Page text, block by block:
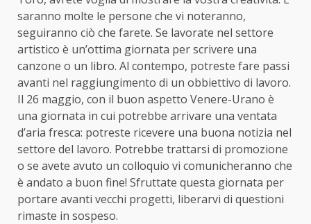
saranno molte le persone che vi noteranno,
seguiranno ciò che farete. Se lavorate nel settore
artistico è un’ottima giornata per scrivere una
canzone o un libro. Al contempo, potreste fare passi
avanti nel raggiungimento di un obbiettivo di lavoro.
Il 26 maggio, con il buon aspetto Venere-Urano è
una giornata in cui potrebbe arrivare una ventata
d’aria fresca: potreste ricevere una buona notizia nel
settore del lavoro. Potrebbe trattarsi di promozione
o se avete avuto un colloquio vi comunicheranno che
è andato a buon fine! Sfruttate questa giornata per
portare avanti vecchi progetti, liberarvi di questioni
rimaste in sospeso.